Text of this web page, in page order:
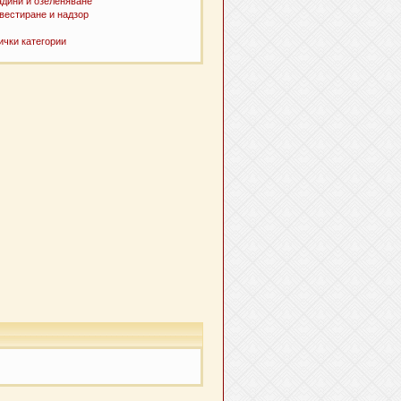
и надзор
категории